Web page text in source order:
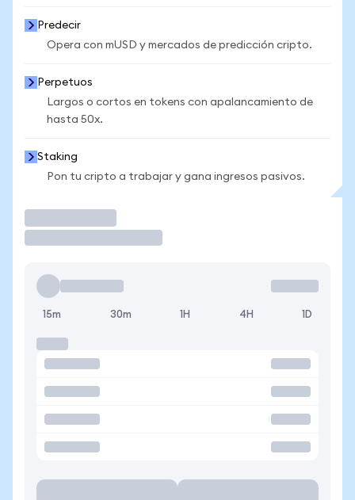
Predecir
Opera con mUSD y mercados de predicción cripto.
Perpetuos
Largos o cortos en tokens con apalancamiento de
hasta 50x.
Staking
Pon tu cripto a trabajar y gana ingresos pasivos.
15m 30m 1H 4H 1D